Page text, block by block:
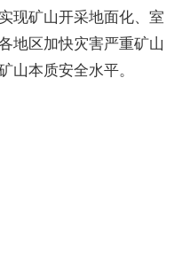
现矿山开采地面化、室
地区加快灾害严重矿山
山本质安全水平。